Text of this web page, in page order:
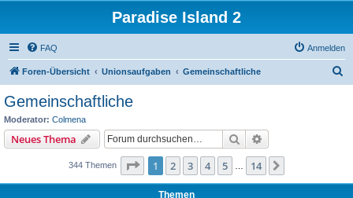
Paradise Island 2
FAQ Anmelden
Foren-Übersicht Unionsaufgaben Gemeinschaftliche
Gemeinschaftliche
Moderator: Colmena
Neues Thema Suche
344 Themen Seite 1von 14
1 2 3 4 5 14
Themen